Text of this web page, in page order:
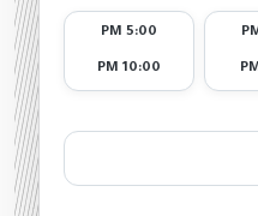
5:00 PM
10:00 PM